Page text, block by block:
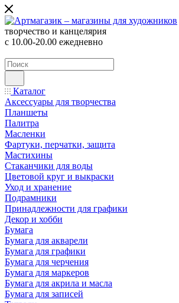
творчество и канцелярия
с 10.00-20.00 ежедневно
Каталог
Аксессуары для творчества
Планшеты
Палитра
Масленки
Фартуки, перчатки, защита
Мастихины
Стаканчики для воды
Цветовой круг и выкраски
Уход и хранение
Подрамники
Принадлежности для графики
Декор и хобби
Бумага
Бумага для акварели
Бумага для графики
Бумага для черчения
Бумага для маркеров
Бумага для акрила и масла
Бумага для записей